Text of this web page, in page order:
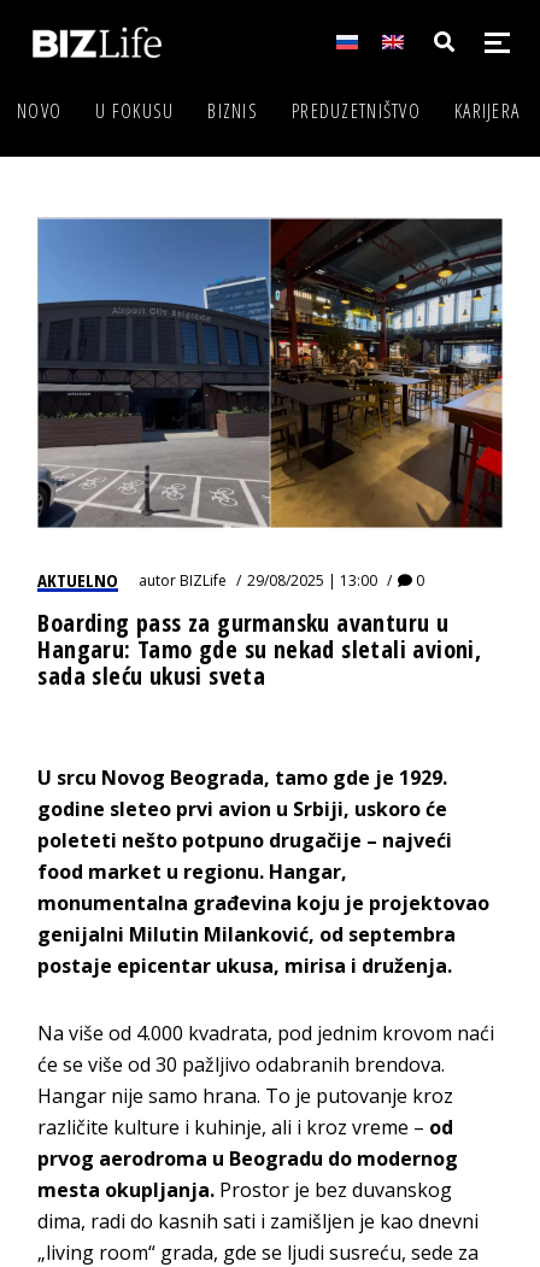
NOVO U FOKUSU BIZNIS PREDUZETNIŠTVO KARIJERA
AKTUELNO autorBIZLife 29/08/2025 | 13:00 0
Boarding pass za gurmansku avanturu u
Hangaru: Tamo gde su nekad sletali avioni,
sada sleću ukusi sveta
U srcu Novog Beograda, tamo gde je 1929.
godine sleteo prvi avion u Srbiji, uskoro će
poleteti nešto potpuno drugačije – najveći
food market u regionu. Hangar,
monumentalna građevina koju je projektovao
genijalni Milutin Milanković, od septembra
postaje epicentar ukusa, mirisa i druženja.
Na više od 4.000 kvadrata, pod jednim krovom naći
će se više od 30 pažljivo odabranih brendova.
Hangar nije samo hrana. To je putovanje kroz
različite kulture i kuhinje, ali i kroz vreme – od
prvog aerodroma u Beogradu do modernog
mesta okupljanja. Prostor je bez duvanskog
dima, radi do kasnih sati i zamišljen je kao dnevni
„living room“ grada, gde se ljudi susreću, sede za